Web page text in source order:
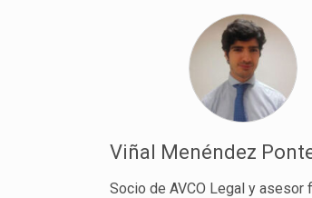
Viñal Menéndez
Socio de AVCO Legal y asesor